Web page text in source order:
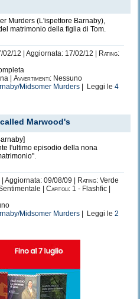
Murders (L'ispettore Barnaby),
matrimonio della figlia di Tom.
02/12 | Aggiornata: 17/02/12 |
Rating:
| Avvertimenti: Nessuno
Midsomer Murders | Leggi le 4
Marwood's
l'ultimo episodio della nona
Aggiornata: 09/08/09 | Rating: Verde
| Capitoli: 1 - Flashfic |
Midsomer Murders | Leggi le 2